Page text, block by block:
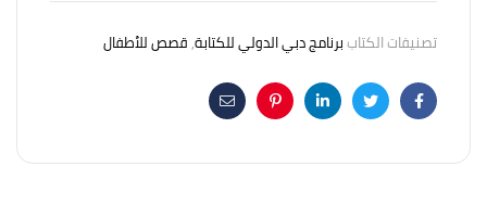
تصنيفات الكتاببرنامج دبي الدولي للكتابة,قصص للأطفال
Facebook
Twitter
Linkedin
Pinterest
Email